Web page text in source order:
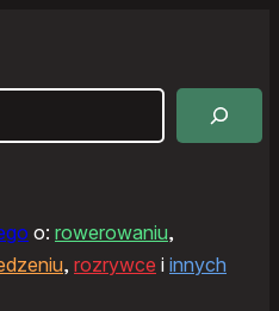
o: rowerowaniu,
, rozrywce i innych